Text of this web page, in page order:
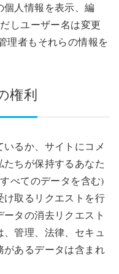
個人情報を表示、編
しユーザー名は変更
理者もそれらの情報を
権利
るか、サイトにコメ
ちが保持するあなた
べてのデータを含む)
け取るリクエストを行
タの消去リクエスト
管理、法律、セキュ
があるデータは含まれ